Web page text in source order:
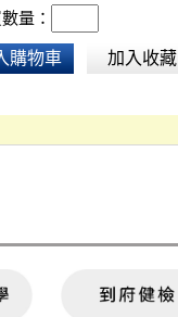
量：
購物車 加入收藏